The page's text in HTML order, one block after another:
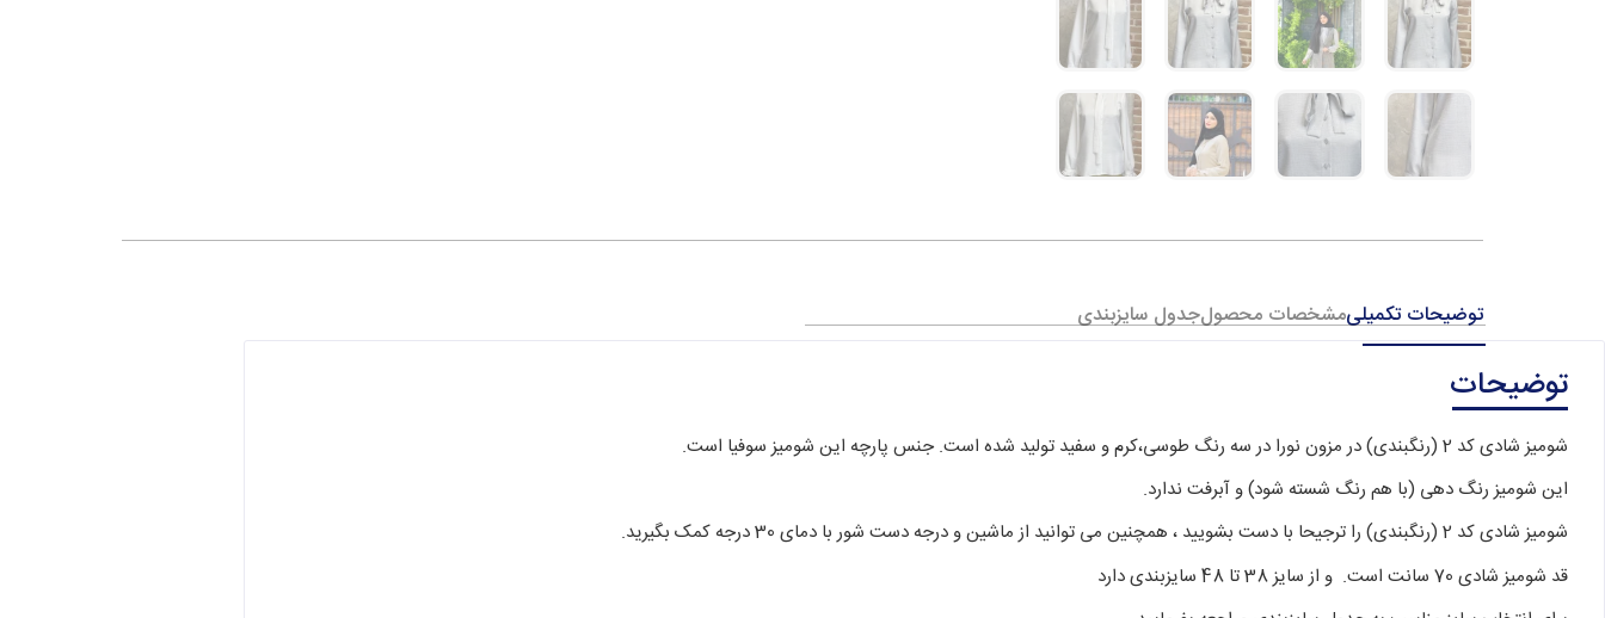
توضیحات تکمیلیمشخصات محصولجدول سایزبندی
توضیحات
شومیز شادی کد 2 (رنگبندی) در مزون نورا در سه رنگ طوسی،کرم و سفید تولید شده است. جنس پارچه این شومیز سوفیا است.
این شومیز رنگ دهی (با هم رنگ شسته شود) و آبرفت ندارد.
شومیز شادی کد 2 (رنگبندی) را ترجیحا با دست بشویید ، همچنین می توانید از ماشین و درجه دست شور با دمای 30 درجه کمک بگیرید.
قد شومیز شادی 70 سانت است. و از سایز 38 تا 48 سایزبندی دارد